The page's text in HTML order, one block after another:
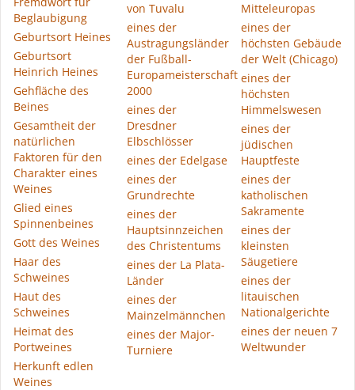
Beglaubigung
Geburtsort Heines
Geburtsort
Heinrich Heines
Gehfläche des
Beines
Gesamtheit der
natürlichen
Faktoren für den
Charakter eines
Weines
Glied eines
Spinnenbeines
Gott des Weines
Haar des
Schweines
Haut des
Schweines
Heimat des
Portweines
Herkunft edlen
Weines
von Tuvalu
eines der
Austragungsländer
der Fußball-
Europameisterschaft
2000
eines der
Dresdner
Elbschlösser
eines der Edelgase
eines der
Grundrechte
eines der
Hauptsinnzeichen
des Christentums
eines der La Plata-
Länder
eines der
Mainzelmännchen
eines der Major-
Turniere
Mitteleuropas
eines der
höchsten Gebäude
der Welt (Chicago)
eines der
höchsten
Himmelswesen
eines der
jüdischen
Hauptfeste
eines der
katholischen
Sakramente
eines der
kleinsten
Säugetiere
eines der
litauischen
Nationalgerichte
eines der neuen 7
Weltwunder